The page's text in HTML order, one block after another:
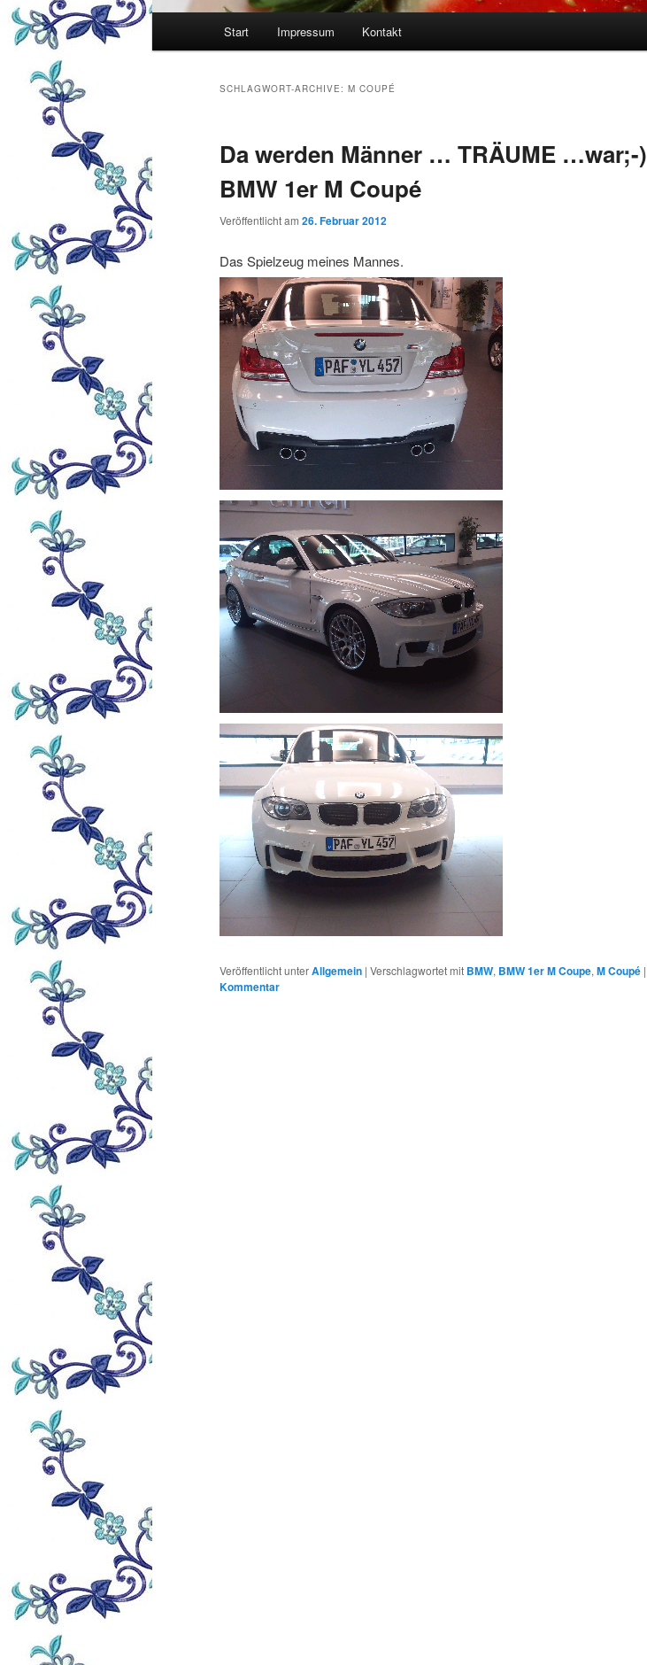
Start Impressum Kontakt
SCHLAGWORT-ARCHIVE: M COUPÉ
Da werden Männer … TRÄUME …war;-)
BMW 1er M Coupé
Veröffentlicht am 26. Februar 2012
Das Spielzeug meines Mannes.
Veröffentlicht unterAllgemein | Verschlagwortet mit BMW, BMW 1er M Coupe, M Coupé |
Kommentar